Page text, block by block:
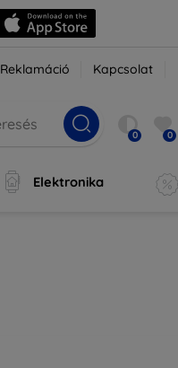
Reklamáció Kapcsolat
0 0
Elektronika